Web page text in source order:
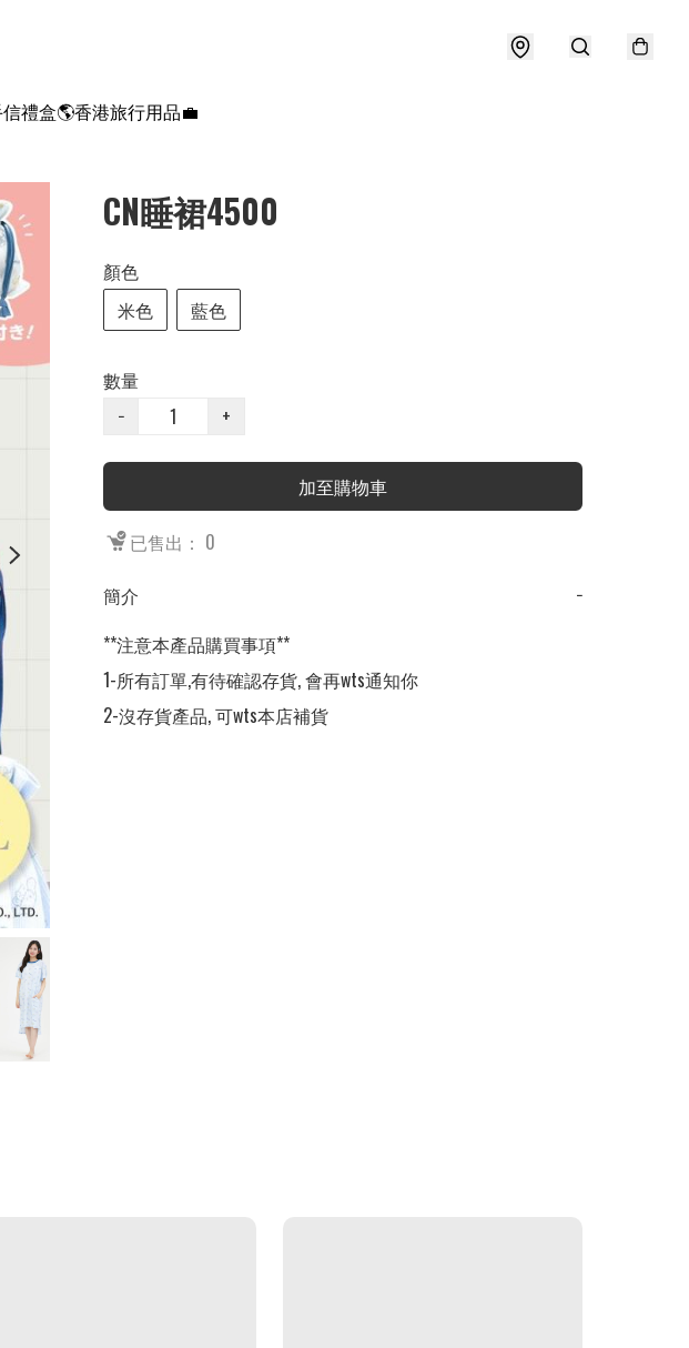
禮盒🌎香港旅行用品💼
CN睡裙4500
顏色
米色
藍色
數量
−
+
加至購物車
已售出： 0
簡介
−
**注意本產品購買事項**
1-所有訂單,有待確認存貨, 會再wts通知你
2-沒存貨產品, 可wts本店補貨